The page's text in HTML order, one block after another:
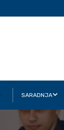
SARADNJA